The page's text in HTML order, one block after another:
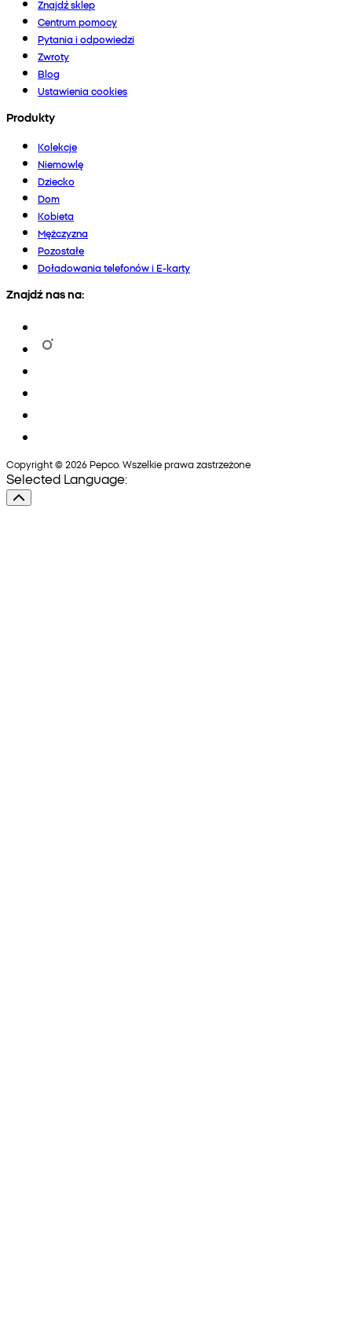
Znajdź sklep
Centrum pomocy
Pytania i odpowiedzi
Zwroty
Blog
Ustawienia cookies
Produkty
Kolekcje
Niemowlę
Dziecko
Dom
Kobieta
Mężczyzna
Pozostałe
Doładowania telefonów i E-karty
Znajdź nas na:
Copyright © 2026 Pepco. Wszelkie prawa zastrzeżone
Selected Language: